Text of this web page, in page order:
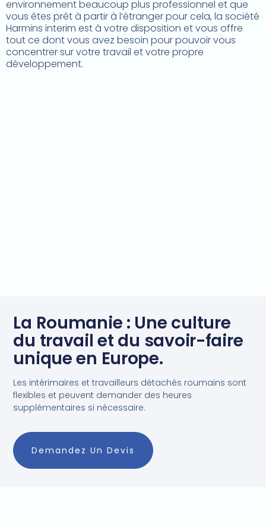
environnement beaucoup plus professionnel et que
vous êtes prêt à partir à l’étranger pour cela, la société
Harmins interim est à votre disposition et vous offre
tout ce dont vous avez besoin pour pouvoir vous
concentrer sur votre travail et votre propre
développement.
La Roumanie : Une culture
du travail et du savoir-faire
unique en Europe.
Les intérimaires et travailleurs détachés roumains sont
flexibles et peuvent demander des heures
supplémentaires si nécessaire.
Demandez Un Devis